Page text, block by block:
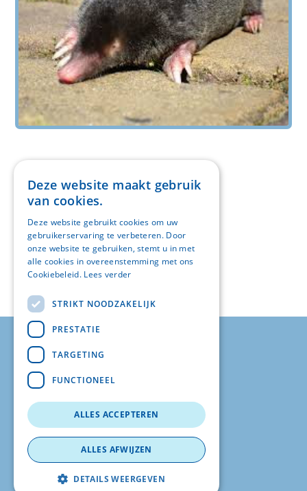
© FOS207
Albrecht Rodenbachstraat 52
8020 Oostkamp
+32 (0)496/246275
eenheidsleiding@fos207.be
Privacy
Website by G.O.A.T. en KMOSites
Deze website maakt gebruik
van cookies.
Deze website gebruikt cookies om uw
gebruikerservaring te verbeteren. Door
onze website te gebruiken, stemt u in met
alle cookies in overeenstemming met ons
Cookiebeleid. Lees verder
STRIKT NOODZAKELIJK
PRESTATIE
TARGETING
FUNCTIONEEL
ALLES ACCEPTEREN
ALLES AFWIJZEN
DETAILS WEERGEVEN